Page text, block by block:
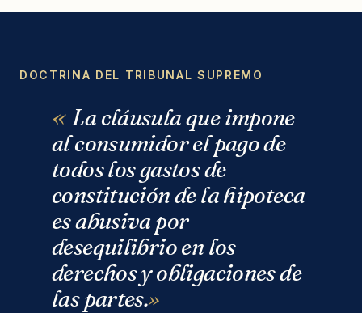
DOCTRINA DEL TRIBUNAL SUPREMO
La cláusula que impone
al consumidor el pago de
todos los gastos de
constitución de la hipoteca
es abusiva por
desequilibrio en los
derechos y obligaciones de
las partes.